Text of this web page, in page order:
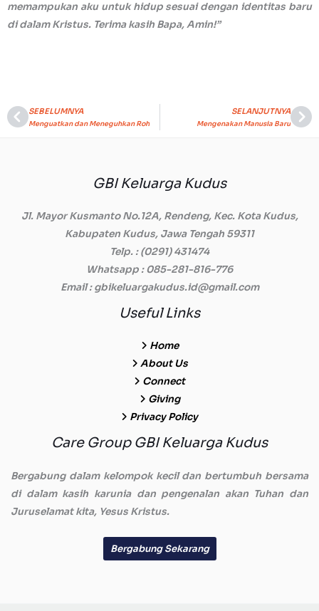
memampukan aku untuk hidup sesuai dengan identitas baru
di dalam Kristus. Terima kasih Bapa, Amin!”
Prev
SEBELUMNYA
Menguatkan dan Meneguhkan Roh
SELANJUTNYA
Mengenakan Manusia Baru
GBI Keluarga Kudus
Jl. Mayor Kusmanto No.12A, Rendeng, Kec. Kota Kudus,
Kabupaten Kudus, Jawa Tengah 59311
Telp. : (0291) 431474
Whatsapp : 085-281-816-776
Email: gbikeluargakudus.id@gmail.com
Useful Links
Home
About Us
Connect
Giving
Privacy Policy
Care Group GBI Keluarga Kudus
Bergabung dalam kelompok kecil dan bertumbuh bersama
di dalam kasih karunia dan pengenalan akan Tuhan dan
Juruselamat kita, Yesus Kristus.
Bergabung Sekarang